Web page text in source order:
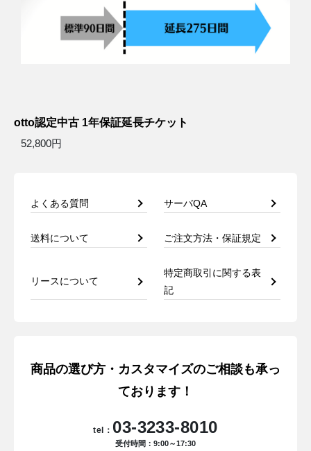
otto認定中古 1年保証延長チケット
52,800円
よくある質問 サーバQA
送料について ご注文方法・保証規定
リースについて
特定商取引に関する表
記
商品の選び方・カスタマイズのご相談も承っ
ております！
tel： 03-3233-8010
受付時間：9:00～17:30